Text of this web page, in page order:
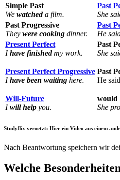
Simple Past
We watcheda film.
Past
She
Past Progressive
They were cooking dinner.
Past
He
Present Perfect
Ihave finishedmy work.
Past
She
Present Perfect Progressive
Ihave been waiting here.
Past
He
Will-Future
Iwill help you.
would
She
Studyflix vernetzt: Hier ein Video aus einem
Nach Beantwortung speichern wir
Welche